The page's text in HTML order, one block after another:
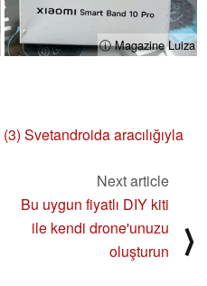
ⓘ Magazine Luiza
(3) Svetandroida aracılığıyla
Next article
Bu uygun fiyatlı DIY kiti
ile kendi drone'unuzu
oluşturun
⟩